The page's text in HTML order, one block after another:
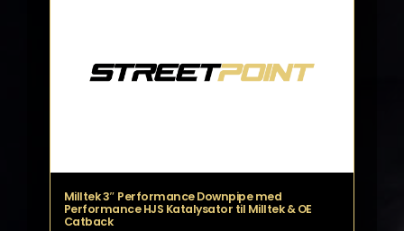
Milltek 3″ Performance Downpipe med
Performance HJS Katalysator til Milltek & OE
Catback